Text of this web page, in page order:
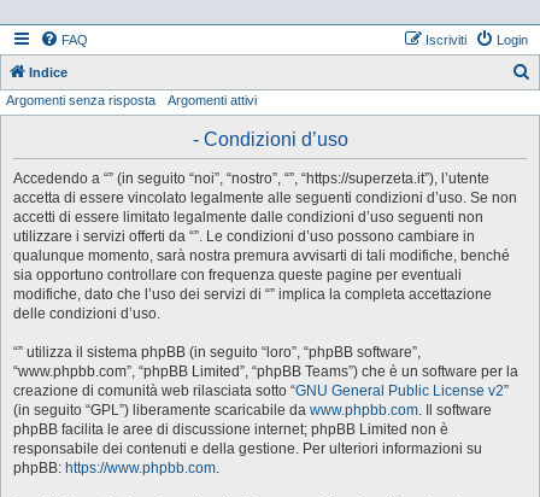
FAQ Login
Iscriviti
Indice
Argomenti senza risposta Argomenti attivi
- Condizioni d’uso
Accedendo a “” (in seguito “noi”, “nostro”, “”, “https://superzeta.it”), l’utente
accetta di essere vincolato legalmente alle seguenti condizioni d’uso. Se non
accetti di essere limitato legalmente dalle condizioni d’uso seguenti non
utilizzare i servizi offerti da “”. Le condizioni d’uso possono cambiare in
qualunque momento, sarà nostra premura avvisarti di tali modifiche, benché
sia opportuno controllare con frequenza queste pagine per eventuali
modifiche, dato che l’uso dei servizi di “” implica la completa accettazione
delle condizioni d’uso.
“” utilizza il sistema phpBB (in seguito “loro”, “phpBB software”,
“www.phpbb.com”, “phpBB Limited”, “phpBB Teams”) che è un software per la
creazione di comunità web rilasciata sotto “GNU General Public License v2”
(in seguito “GPL”) liberamente scaricabile da www.phpbb.com. Il software
phpBB facilita le aree di discussione internet; phpBB Limited non è
responsabile dei contenuti e della gestione. Per ulteriori informazioni su
phpBB: https://www.phpbb.com.